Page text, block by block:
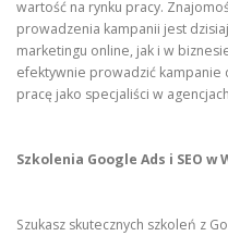
wartość na rynku pracy.
prowadzenia kampanii jest
marketingu online, jak i w
efektywnie prowadzić kampanie
pracę jako specjaliści w
Szkolenia Google Ads i SEO w
Szukasz skutecznych szkoleń z